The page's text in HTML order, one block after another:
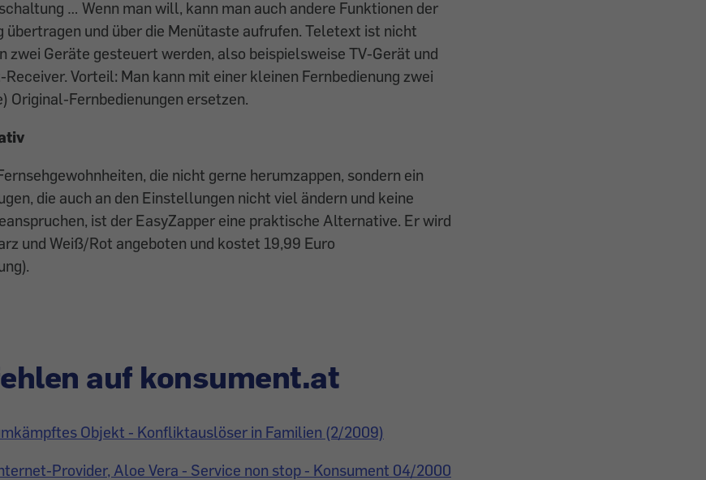
… Wenn man will, kann man auch andere Funktionen der
übertragen und über die Menütaste aufrufen. Teletext ist nicht
zwei Geräte gesteuert werden, also beispielsweise TV-Gerät und
Receiver. Vorteil: Man kann mit einer kleinen Fernbedienung zwei
Original-Fernbedienungen ersetzen.
die nicht gerne herumzappen, sondern ein
die auch an den Einstellungen nicht viel ändern und keine
ist der EasyZapper eine praktische Alternative. Er wird
und Weiß/Rot angeboten und kostet 19,99 Euro
auf konsument.at
Objekt - Konfliktauslöser in Familien (2/2009)
Provider, Aloe Vera - Service non stop - Konsument 04/2000